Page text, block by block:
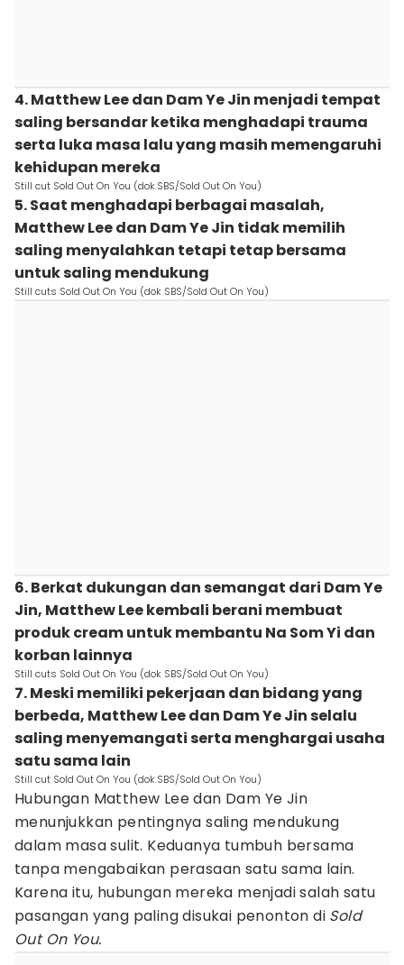
4. Matthew Lee dan Dam Ye Jin menjadi tempat
saling bersandar ketika menghadapi trauma
serta luka masa lalu yang masih memengaruhi
kehidupan mereka
Still cut Sold Out On You (dok.SBS/Sold Out On You)
5. Saat menghadapi berbagai masalah,
Matthew Lee dan Dam Ye Jin tidak memilih
saling menyalahkan tetapi tetap bersama
untuk saling mendukung
Still cuts Sold Out On You (dok SBS/Sold Out On You)
6. Berkat dukungan dan semangat dari Dam Ye
Jin, Matthew Lee kembali berani membuat
produk cream untuk membantu Na Som Yi dan
korban lainnya
Still cuts Sold Out On You (dok SBS/Sold Out On You)
7. Meski memiliki pekerjaan dan bidang yang
berbeda, Matthew Lee dan Dam Ye Jin selalu
saling menyemangati serta menghargai usaha
satu sama lain
Still cut Sold Out On You (dok.SBS/Sold Out On You)
Hubungan Matthew Lee dan Dam Ye Jin
menunjukkan pentingnya saling mendukung
dalam masa sulit. Keduanya tumbuh bersama
tanpa mengabaikan perasaan satu sama lain.
Karena itu, hubungan mereka menjadi salah satu
pasangan yang paling disukai penonton di Sold
Out On You.